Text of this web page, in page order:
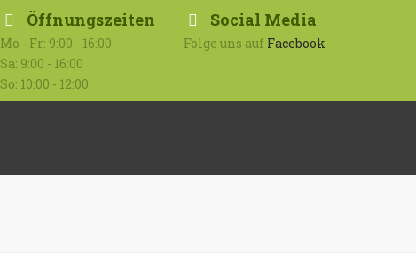
Öffnungszeiten
Mo - Fr: 9:00 - 16:00
Sa: 9:00 - 16:00
So: 10:00 - 12:00
Social Media
Folge uns auf Facebook